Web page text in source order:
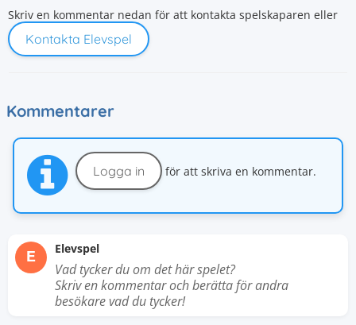
Skriv en kommentar nedan för att kontakta spelskaparen eller
Kontakta Elevspel
Kommentarer
Logga in för att skriva en kommentar.
E Elevspel
Vad tycker du om det här spelet?
Skriv en kommentar och berätta för andra
besökare vad du tycker!